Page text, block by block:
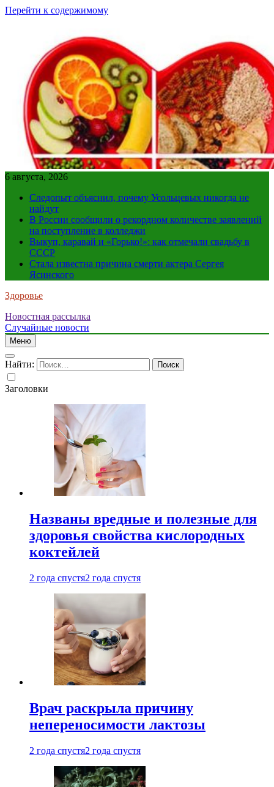
Перейти к содержимому
6 августа, 2026
Следопыт объяснил, почему Усольцевых никогда не
найдут
В России сообщили о рекордном количестве заявлений
на поступление в колледжи
Выкуп, каравай и «Горько!»: как отмечали свадьбу в
СССР
Стала известна причина смерти актера Сергея
Ясинского
Здоровье
Новостная рассылка
Случайные новости
Меню
Найти:
Заголовки
Названы вредные и полезные для
здоровья свойства кислородных
коктейлей
2 года спустя2 года спустя
Врач раскрыла причину
непереносимости лактозы
2 года спустя2 года спустя